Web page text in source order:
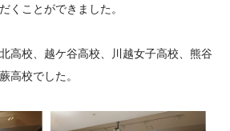
くことができました。
高校、越ケ谷高校、川越女子高校、熊谷
高校でした。